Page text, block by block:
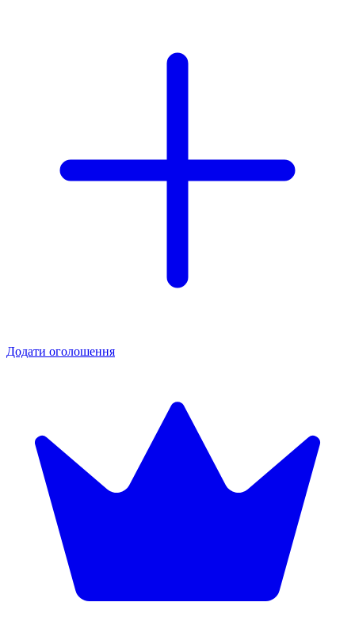
Додати оголошення